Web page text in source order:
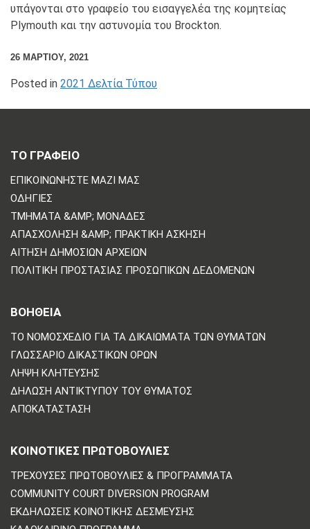
υπάγονται στο γραφείο του εισαγγελέα της κομητείας
Plymouth και την αστυνομία του Brockton.
26 ΜΑΡΤΊΟΥ, 2021
Posted in 2021 Δελτία Τύπου
ΤΟ ΓΡΑΦΕΙΟ
ΕΠΙΚΟΙΝΩΝΗΣΤΕ ΜΑΖΙ ΜΑΣ
ΟΔΗΓΊΕΣ
ΤΜΉΜΑΤΑ &AMP; ΜΟΝΆΔΕΣ
ΑΠΑΣΧΌΛΗΣΗ &AMP; ΠΡΑΚΤΙΚΉ ΆΣΚΗΣΗ
ΑΊΤΗΣΗ ΔΗΜΌΣΙΩΝ ΑΡΧΕΊΩΝ
ΠΟΛΙΤΙΚΗ ΠΡΟΣΤΑΣΙΑΣ ΠΡΟΣΩΠΙΚΩΝ ΔΕΔΟΜΕΝΩΝ
ΒΟΗΘΕΙΑ
ΤΟ ΝΟΜΟΣΧΈΔΙΟ ΓΙΑ ΤΑ ΔΙΚΑΙΏΜΑΤΑ ΤΩΝ ΘΥΜΆΤΩΝ
ΓΛΩΣΣΆΡΙΟ ΔΙΚΑΣΤΙΚΏΝ ΌΡΩΝ
ΛΉΨΗ ΚΛΉΤΕΥΣΗΣ
ΔΉΛΩΣΗ ΑΝΤΙΚΤΎΠΟΥ ΤΟΥ ΘΎΜΑΤΟΣ
ΑΠΟΚΑΤΆΣΤΑΣΗ
ΚΟΙΝΟΤΙΚΈΣ ΠΡΩΤΟΒΟΥΛΊΕΣ
ΤΡΈΧΟΥΣΕΣ ΠΡΩΤΟΒΟΥΛΊΕΣ & ΠΡΟΓΡΆΜΜΑΤΑ
COMMUNITY COURT DIVERSION PROGRAM
ΕΚΔΗΛΏΣΕΙΣ ΚΟΙΝΟΤΙΚΉΣ ΔΈΣΜΕΥΣΗΣ